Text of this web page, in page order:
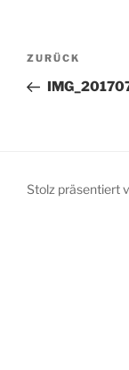
Vorheriger
Beitrag
ZURÜCK
Stolz präsentiert